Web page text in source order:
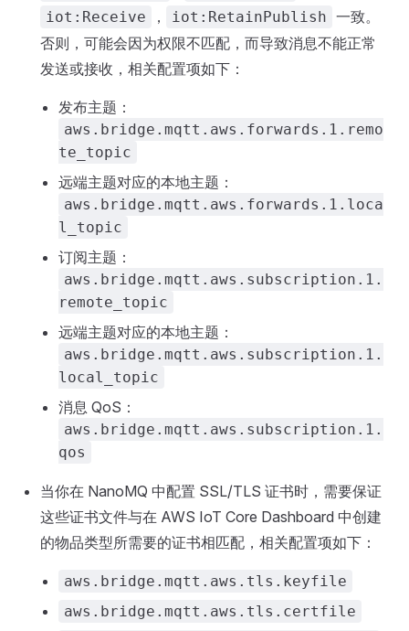
iot:Receive ， iot:RetainPublish 一致。
否则，可能会因为权限不匹配，而导致消息不能正常
发送或接收，相关配置项如下：
发布主题：
aws.bridge.mqtt.aws.forwards.1.remo
te_topic
远端主题对应的本地主题：
aws.bridge.mqtt.aws.forwards.1.loca
l_topic
订阅主题：
aws.bridge.mqtt.aws.subscription.1.
remote_topic
远端主题对应的本地主题：
aws.bridge.mqtt.aws.subscription.1.
local_topic
消息 QoS：
aws.bridge.mqtt.aws.subscription.1.
qos
当你在 NanoMQ 中配置 SSL/TLS 证书时，需要保证
这些证书文件与在 AWS IoT Core Dashboard 中创建
的物品类型所需要的证书相匹配，相关配置项如下：
aws.bridge.mqtt.aws.tls.keyfile
aws.bridge.mqtt.aws.tls.certfile